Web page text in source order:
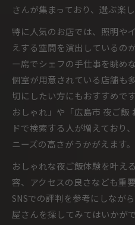
さんが集まっており、選ぶ楽
特に人気のお店では、照明や
えする空間を演出しているの
ー席でシェフの手仕事を眺め
個室が用意されている店舗も
切にしたい方にもおすすめで
おしゃれ」や「広島市 夜ご飯
ドで検索する人が増えており
ニーズの高さがうかがえます。
おしゃれな夜ご飯体験を叶え
容、アクセスの良さなども重
SNSでの評判を参考にしなが
屋さんを探してみてはいかが